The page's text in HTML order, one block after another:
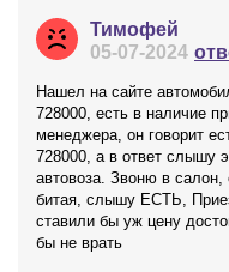
Тимофей
05-07-2024
Нашел на сайте
728000, есть в наличие
менеджера, он говорит
728000, а в ответ слышу
автовоза. Звоню в
битая, слышу ЕСТЬ,
ставили бы уж цену
бы не врать